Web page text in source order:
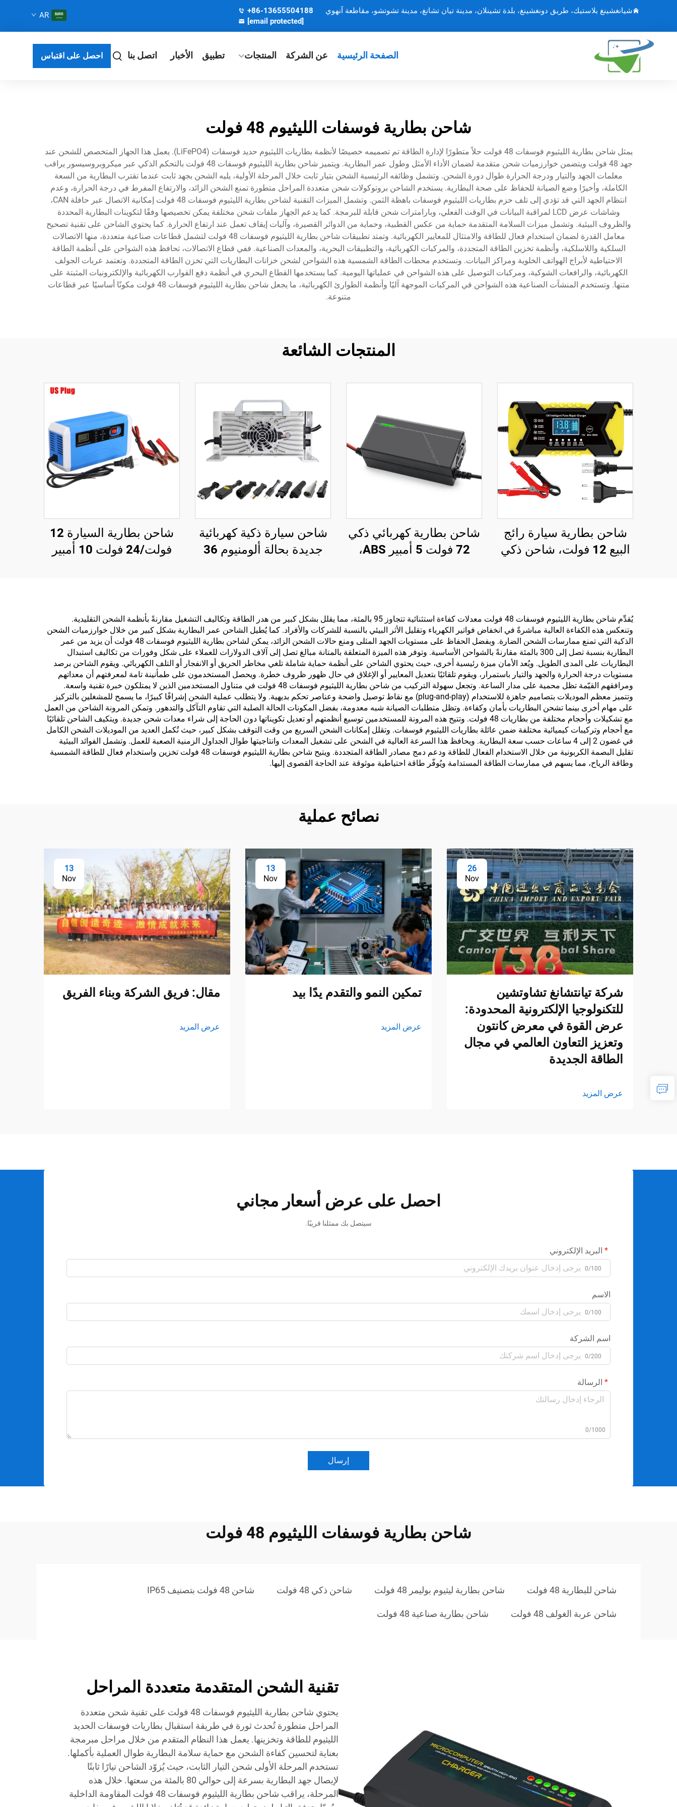
شيانغشينغ بلاستيك، طريق دونغشينغ، بلدة تشينلان، مدينة تيان تشانغ، مدينة تشوتشو، مقاطعة آنهوي
+86-13655504188
[email protected]
AR
الصفحة الرئيسية عن الشركة المنتجات تطبيق الأخبار اتصل بنا احصل على اقتباس
شاحن بطارية فوسفات الليثيوم 48 فولت
يمثل شاحن بطارية الليثيوم فوسفات 48 فولت حلاً متطورًا لإدارة الطاقة تم تصميمه خصيصًا لأنظمة بطاريات الليثيوم حديد فوسفات (LiFePO4). يعمل هذا الجهاز المتخصص للشحن عند
جهد 48 فولت ويتضمن خوارزميات شحن متقدمة لضمان الأداء الأمثل وطول عمر البطارية. ويتميز شاحن بطارية الليثيوم فوسفات 48 فولت بالتحكم الذكي عبر ميكروبروسيسور يراقب
معلمات الجهد والتيار ودرجة الحرارة طوال دورة الشحن. وتشمل وظائفه الرئيسية الشحن بتيار ثابت خلال المرحلة الأولية، يليه الشحن بجهد ثابت عندما تقترب البطارية من السعة
الكاملة، وأخيرًا وضع الصيانة للحفاظ على صحة البطارية. يستخدم الشاحن بروتوكولات شحن متعددة المراحل متطورة تمنع الشحن الزائد، والارتفاع المفرط في درجة الحرارة، وعدم
انتظام الجهد التي قد تؤدي إلى تلف حزم بطاريات الليثيوم فوسفات باهظة الثمن. وتشمل الميزات التقنية لشاحن بطارية الليثيوم فوسفات 48 فولت إمكانية الاتصال عبر حافلة CAN،
وشاشات عرض LCD لمراقبة البيانات في الوقت الفعلي، وبارامترات شحن قابلة للبرمجة. كما يدعم الجهاز ملفات شحن مختلفة يمكن تخصيصها وفقًا لتكوينات البطارية المحددة
والظروف البيئية. وتشمل ميزات السلامة المتقدمة حماية من عكس القطبية، وحماية من الدوائر القصيرة، وآليات إيقاف تعمل عند ارتفاع الحرارة. كما يحتوي الشاحن على تقنية تصحيح
معامل القدرة لضمان استخدام فعال للطاقة والامتثال للمعايير الكهربائية. وتمتد تطبيقات شاحن بطارية الليثيوم فوسفات 48 فولت لتشمل قطاعات صناعية متعددة، منها الاتصالات
السلكية واللاسلكية، وأنظمة تخزين الطاقة المتجددة، والمركبات الكهربائية، والتطبيقات البحرية، والمعدات الصناعية. ففي قطاع الاتصالات، تحافظ هذه الشواحن على أنظمة الطاقة
الاحتياطية لأبراج الهواتف الخلوية ومراكز البيانات. وتستخدم محطات الطاقة الشمسية هذه الشواحن لشحن خزانات البطاريات التي تخزن الطاقة المتجددة. وتعتمد عربات الجولف
الكهربائية، والرافعات الشوكية، ومركبات التوصيل على هذه الشواحن في عملياتها اليومية. كما يستخدمها القطاع البحري في أنظمة دفع القوارب الكهربائية والإلكترونيات المثبتة على
متنها. وتستخدم المنشآت الصناعية هذه الشواحن في المركبات الموجهة آليًا وأنظمة الطوارئ الكهربائية، ما يجعل شاحن بطارية الليثيوم فوسفات 48 فولت مكونًا أساسيًا عبر قطاعات
متنوعة.
المنتجات الشائعة
شاحن بطارية سيارة رائج
البيع 12 فولت، شاحن ذكي
12 فولت
شاحن بطارية كهربائي ذكي
72 فولت 5 أمبير ABS،
فولت، 88.2 فولت، 72
فولت
شاحن سيارة ذكية كهربائية
جديدة بحالة ألومنيوم 36
شاحن بطارية السيارة 12
فولت/24 فولت 10 أمبير
الحمضية بوظيفة حماية من
القصر الدائري، تصميم
كهربائي مقاوم للحريق
يُقدِّم شاحن بطارية الليثيوم فوسفات 48 فولت معدلات كفاءة استثنائية تتجاوز 95 بالمئة، مما يقلل بشكل كبير من هدر الطاقة وتكاليف التشغيل مقارنةً بأنظمة الشحن التقليدية.
وتنعكس هذه الكفاءة العالية مباشرةً في انخفاض فواتير الكهرباء وتقليل الأثر البيئي بالنسبة للشركات والأفراد. كما يُطيل الشاحن عمر البطارية بشكل كبير من خلال خوارزميات الشحن
الذكية التي تمنع ممارسات الشحن الضارة. وبفضل الحفاظ على مستويات الجهد المثلى ومنع حالات الشحن الزائد، يمكن لشاحن بطارية الليثيوم فوسفات 48 فولت أن يزيد من عمر
البطارية بنسبة تصل إلى 300 بالمئة مقارنةً بالشواحن الأساسية. وتوفر هذه الميزة المتعلقة بالمتانة مبالغ تصل إلى آلاف الدولارات للعملاء على شكل وفورات من تكاليف استبدال
البطاريات على المدى الطويل. ويُعد الأمان ميزة رئيسية أخرى، حيث يحتوي الشاحن على أنظمة حماية شاملة تلغي مخاطر الحريق أو الانفجار أو التلف الكهربائي. ويقوم الشاحن برصد
مستويات درجة الحرارة والجهد والتيار باستمرار، ويقوم تلقائيًا بتعديل المعايير أو الإغلاق في حال ظهور ظروف خطرة. ويحصل المستخدمون على طمأنينة تامة لمعرفتهم أن معداتهم
ومرافقهم القيّمة تظل محمية على مدار الساعة. وتجعل سهولة التركيب من شاحن بطارية الليثيوم فوسفات 48 فولت في متناول المستخدمين الذين لا يمتلكون خبرة تقنية واسعة.
وتتميز معظم الموديلات بتصاميم جاهزة للاستخدام (plug-and-play) مع نقاط توصيل واضحة وعناصر تحكم بديهية. ولا يتطلب عملية الشحن إشرافًا كبيرًا، ما يسمح للمشغلين بالتركيز
على مهام أخرى بينما تشحن البطاريات بأمان وكفاءة. وتظل متطلبات الصيانة شبه معدومة، بفضل المكونات الحالة الصلبة التي تقاوم التآكل والتدهور. وتمكن المرونة الشاحن من العمل
مع تشكيلات وأحجام مختلفة من بطاريات 48 فولت. وتتيح هذه المرونة للمستخدمين توسيع أنظمتهم أو تعديل تكويناتها دون الحاجة إلى شراء معدات شحن جديدة. ويتكيف الشاحن تلقائيًا
مع أحجام وتركيبات كيميائية مختلفة ضمن عائلة بطاريات الليثيوم فوسفات. وتقلل إمكانات الشحن السريع من وقت التوقف بشكل كبير، حيث تُكمل العديد من الموديلات الشحن الكامل
في غضون 2 إلى 4 ساعات حسب سعة البطارية. ويحافظ هذا السرعة العالية في الشحن على تشغيل المعدات وانتاجيتها طوال الجداول الزمنية الصعبة للعمل. وتشمل الفوائد البيئية
تقليل البصمة الكربونية من خلال الاستخدام الفعال للطاقة ودعم دمج مصادر الطاقة المتجددة. ويتيح شاحن بطارية الليثيوم فوسفات 48 فولت تخزين واستخدام فعال للطاقة الشمسية
وطاقة الرياح، مما يسهم في ممارسات الطاقة المستدامة ويُوفّر طاقة احتياطية موثوقة عند الحاجة القصوى إليها.
نصائح عملية
26
Nov
شركة تيانتشانغ تشاوتشين
للتكنولوجيا الإلكترونية المحدودة:
عرض القوة في معرض كانتون
وتعزيز التعاون العالمي في مجال
الطاقة الجديدة
عرض المزيد
13
Nov
تمكين النمو والتقدم يدًا بيد
عرض المزيد
13
Nov
مقال: فريق الشركة وبناء الفريق
عرض المزيد
احصل على عرض أسعار مجاني
سيتصل بك ممثلنا قريبًا.
البريد الإلكتروني
0/100
الاسم
0/100
اسم الشركة
0/200
الرسالة
0/1000
إرسال
شاحن بطارية فوسفات الليثيوم 48 فولت
شاحن للبطارية 48 فولت شاحن بطارية ليثيوم بوليمر 48 فولت شاحن ذكي 48 فولت شاحن 48 فولت بتصنيف IP65
شاحن عربة الغولف 48 فولت شاحن بطارية صناعية 48 فولت
تقنية الشحن المتقدمة متعددة المراحل
يحتوي شاحن بطارية الليثيوم فوسفات 48 فولت على تقنية شحن متعددة
المراحل متطورة تُحدث ثورة في طريقة استقبال بطاريات فوسفات الحديد
الليثيوم للطاقة وتخزينها. يعمل هذا النظام المتقدم من خلال مراحل مبرمجة
بعناية لتحسين كفاءة الشحن مع حماية سلامة البطارية طوال العملية بأكملها.
تستخدم المرحلة الأولى شحن التيار الثابت، حيث يُزوّد الشاحن تيارًا ثابتًا
لإيصال جهد البطارية بسرعة إلى حوالي 80 بالمئة من سعتها. خلال هذه
المرحلة، يراقب شاحن بطارية الليثيوم فوسفات 48 فولت المقاومة الداخلية